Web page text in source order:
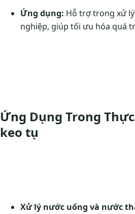
Ứng dụng: Hỗ trợ trong xử
nghiệp, giúp tối ưu hóa quá
Ứng Dụng Trong
keo tụ
Xử lý nước uống và nước